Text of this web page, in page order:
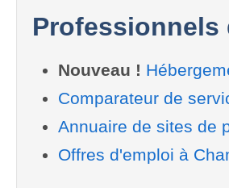
Professionnels
Nouveau !
Comparateur de
Annuaire de sites de
Offres d'emploi à